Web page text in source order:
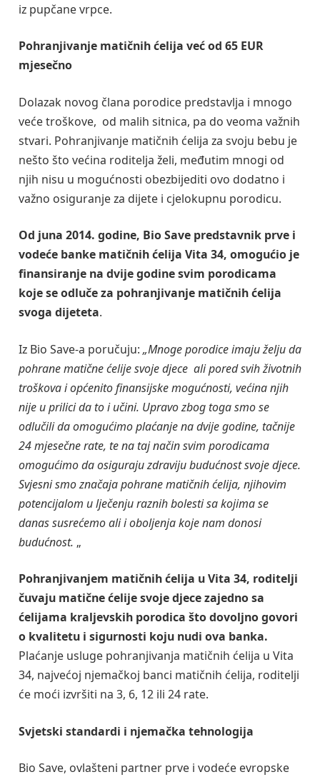
iz pupčane vrpce.
Pohranjivanje matičnih ćelija već od 65 EUR
mjesečno
Dolazak novog člana porodice predstavlja i mnogo
veće troškove, od malih sitnica, pa do veoma važnih
stvari. Pohranjivanje matičnih ćelija za svoju bebu je
nešto što većina roditelja želi, međutim mnogi od
njih nisu u mogućnosti obezbijediti ovo dodatno i
važno osiguranje za dijete i cjelokupnu porodicu.
Od juna 2014. godine, Bio Save predstavnik prve i
vodeće banke matičnih ćelija Vita 34, omogućio je
finansiranje na dvije godine svim porodicama
koje se odluče za pohranjivanje matičnih ćelija
svoga dijeteta.
Iz Bio Save-a poručuju: „Mnoge porodice imaju želju da
pohrane matične ćelije svoje djece ali pored svih životnih
troškova i općenito finansijske mogućnosti, većina njih
nije u prilici da to i učini. Upravo zbog toga smo se
odlučili da omogućimo plaćanje na dvije godine, tačnije
24 mjesečne rate, te na taj način svim porodicama
omogućimo da osiguraju zdraviju budućnost svoje djece.
Svjesni smo značaja pohrane matičnih ćelija, njihovim
potencijalom u lječenju raznih bolesti sa kojima se
danas susrećemo ali i oboljenja koje nam donosi
budućnost. „
Pohranjivanjem matičnih ćelija u Vita 34, roditelji
čuvaju matične ćelije svoje djece zajedno sa
ćelijama kraljevskih porodica što dovoljno govori
o kvalitetu i sigurnosti koju nudi ova banka.
Plaćanje usluge pohranjivanja matičnih ćelija u Vita
34, najvećoj njemačkoj banci matičnih ćelija, roditelji
će moći izvršiti na 3, 6, 12 ili 24 rate.
Svjetski standardi i njemačka tehnologija
Bio Save, ovlašteni partner prve i vodeće evropske